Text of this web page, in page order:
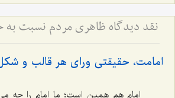
امامت، حقیقتی ورای هر قالب و
امام هم همین است؛ ما امام را چه